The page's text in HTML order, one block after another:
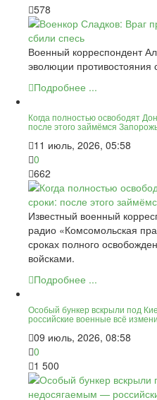
578
Военный корреспондент
эволюции противостояния
Подробнее ...
Когда полностью освободят
после этого займёмся
11 июль, 2026, 05:58
0
662
Известный военный
радио «Комсомольская
сроках полного
войсками.
Подробнее ...
Особый бункер вскрыли под
российские военные всё
09 июль, 2026, 08:58
0
1 500